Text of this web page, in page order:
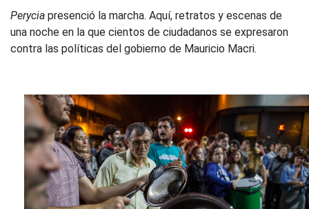
Perycia presenció la marcha. Aquí, retratos y escenas de
una noche en la que cientos de ciudadanos se expresaron
contra las políticas del gobierno de Mauricio Macri.